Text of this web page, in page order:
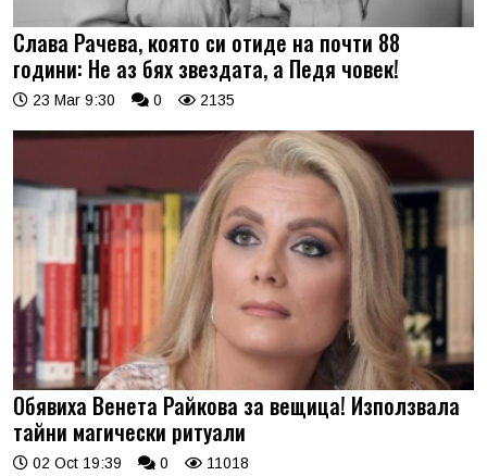
Слава Рачева, която си отиде на почти 88
години: Не аз бях звездата, а Педя човек!
23 Mar 9:30 0 2135
Обявиха Венета Райкова за вещица! Използвала
тайни магически ритуали
02 Oct 19:39 0 11018